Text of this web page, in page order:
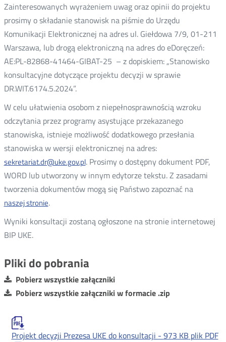
Zainteresowanych wyrażeniem uwag oraz opinii do projektu
prosimy o składanie stanowisk na piśmie do Urzędu
Komunikacji Elektronicznej na adres ul. Giełdowa 7/9, 01-211
Warszawa, lub drogą elektroniczną na adres do eDoręczeń:
AE:PL-82868-41464-GIBAT-25 – z dopiskiem: „Stanowisko
konsultacyjne dotyczące projektu decyzji w sprawie
DR.WIT.6174.5.2024”.
W celu ułatwienia osobom z niepełnosprawnością wzroku
odczytania przez programy asystujące przekazanego
stanowiska, istnieje możliwość dodatkowego przesłania
stanowiska w wersji elektronicznej na adres:
sekretariat.dr@uke.gov.pl. Prosimy o dostępny dokument PDF,
WORD lub utworzony w innym edytorze tekstu. Z zasadami
tworzenia dokumentów mogą się Państwo zapoznać na
naszej stronie.
Wyniki konsultacji zostaną ogłoszone na stronie internetowej
BIP UKE.
Pliki do pobrania
Pobierz wszystkie załączniki
Pobierz wszystkie załączniki w formacie .zip
Projekt decyzji Prezesa UKE do konsultacji - 973 KB plik PDF